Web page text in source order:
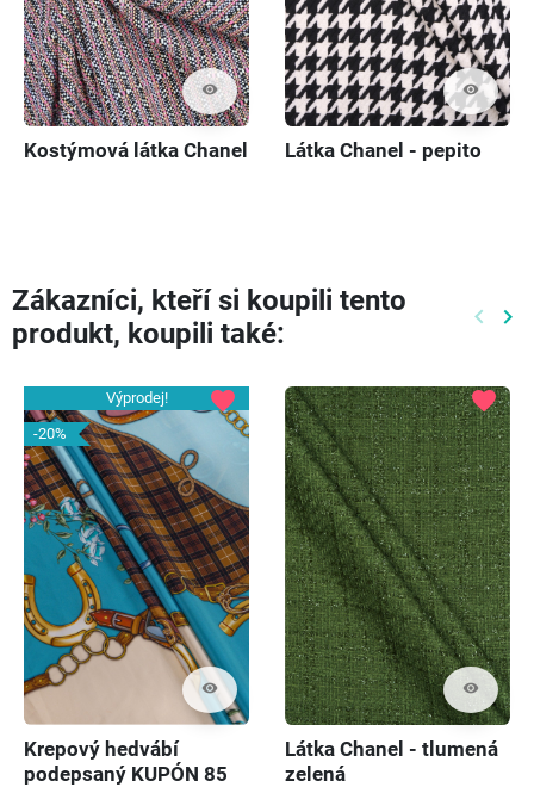
visibility
Kostýmová látka Chanel
visibility
Látka Chanel - pepito
Zákazníci, kteří si koupili tento
produkt, koupili také:
keyboard_arrow_left keyboard_arrow_right
Výprodej!
-20%
visibility
favorite
Krepový hedvábí
podepsaný KUPÓN 85
visibility
favorite
Látka Chanel - tlumená
zelená